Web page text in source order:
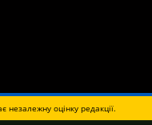
незалежну оцінку редакції.